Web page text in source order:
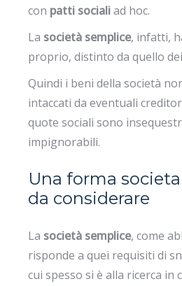
con patti socialiad hoc.
La società semplice, infatti,
proprio, distinto da quello
Quindi i beni della società
intaccati da eventuali
quote sociali sono
impignorabili.
Una forma
da considerare
La società semplice, come
risponde a quei requisiti di
cui spesso si è alla ricerca in